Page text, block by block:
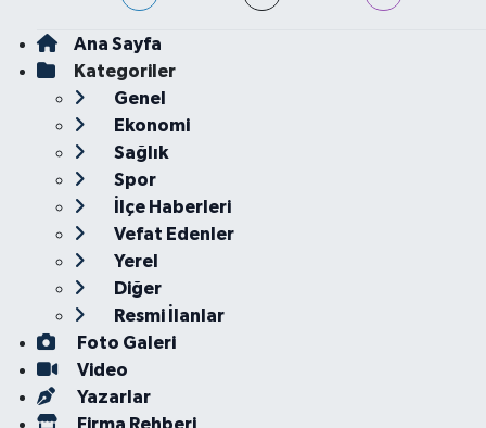
Ana Sayfa
Kategoriler
Genel
Ekonomi
Sağlık
Spor
İlçe Haberleri
Vefat Edenler
Yerel
Diğer
Resmi İlanlar
Foto Galeri
Video
Yazarlar
Firma Rehberi